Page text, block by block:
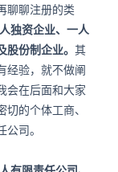
聊聊注册的类
独资企业、一人
份制企业。 其
经验，就不做阐
会在后面和大家
的个体工商、
司。